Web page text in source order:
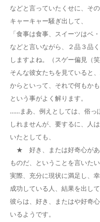
などと言っていたくせに、そ
キャーキャー騒ぎ出して、
「食事は食事、スイーツはベ
などと言いながら、２品３品
しますよね。（スゲー偏見（笑
そんな彼女たちを見ていると
からといって、それで何もか
という事がよく解ります。
……まあ、例えとしては、俗っ
しれませんが、要するに、人
いたとしても、
★ 好き、または好奇心があ
ものだ、ということを言いたい
実際、充分に現状に満足し、
成功している人、結果を出し
彼らは、好き、またはや好奇
いるようです。